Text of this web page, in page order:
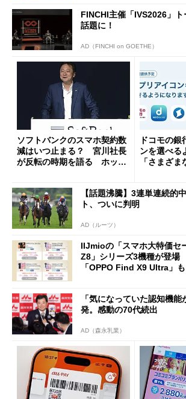
FINCHI主催「IVS2026」
話題に！
AD（FINCHI on GOETHE）
ソフトバンクのスマホ契約数
減はいつ止まる？ 宮川社長
が反転の時期を語る ホッピ
ドコモの銀
ンを選べ
「さまざ
【話題沸騰】3連単連続的
ト、ついに判明
AD（ルーツ）
IIJmioの「スマホ大特価セ
Z8」シリーズ3機種が登
「OPPO Find X9 Ultra」も
「気になっていた認知機
発。感動の70代続出
AD（森永乳業）